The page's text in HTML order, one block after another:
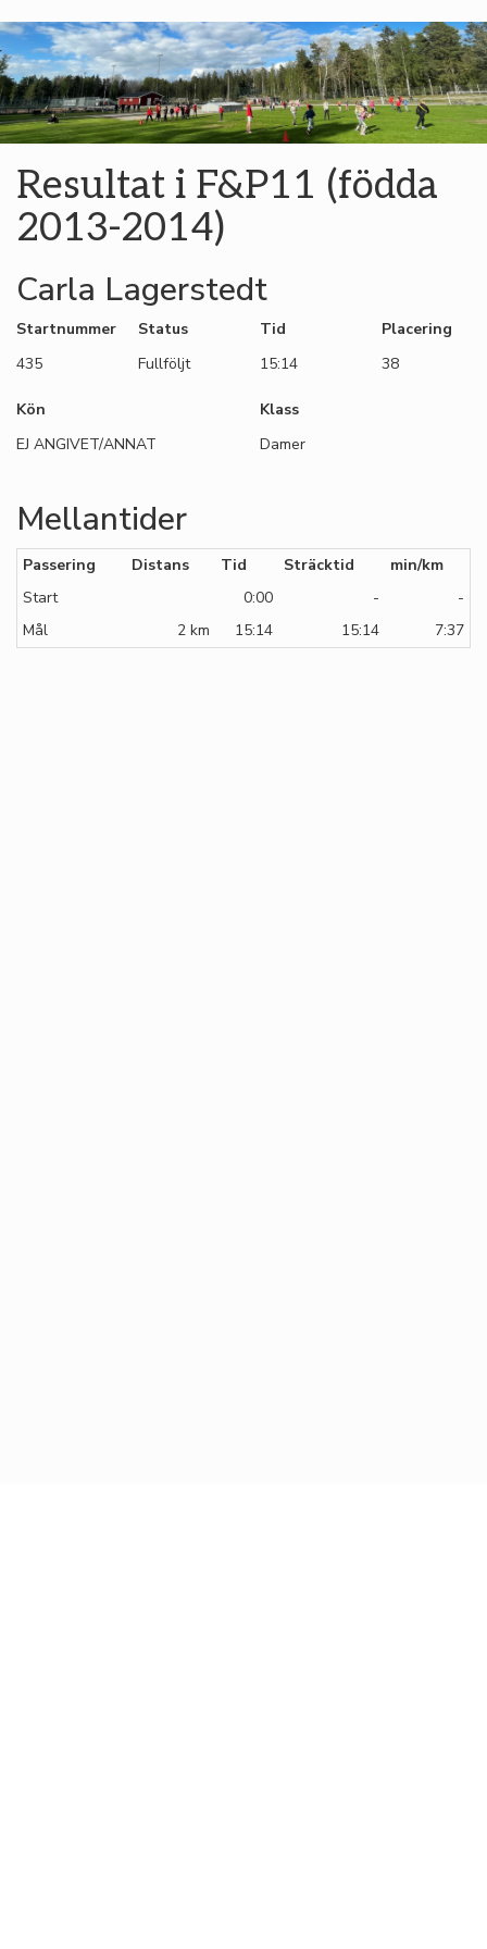
Resultat i F&P11 (födda
2013-2014)
Carla Lagerstedt
Startnummer
435
Status
Fullföljt
Tid
15:14
Placering
38
Kön
EJ ANGIVET/ANNAT
Klass
Damer
Mellantider
Passering Distans Tid Sträcktid
min/km
Start
0:00 -
-
Mål
2 km 15:14 15:14 7:37